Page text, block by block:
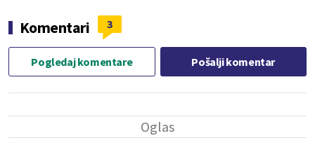
Komentari 3
Pogledaj komentare Pošalji komentar